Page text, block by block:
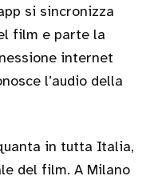
si sincronizza
film e parte la
internet
l’audio della
in tutta Italia,
del film. A Milano